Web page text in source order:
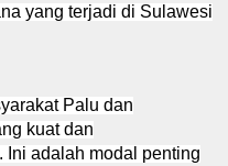
yang terjadi di Sulawesi
Palu dan
kuat dan
Ini adalah modal penting